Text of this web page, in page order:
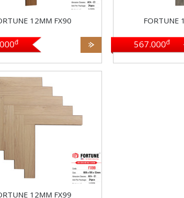
12MM FX90
đ
FORTUNE
567.000đ
606 x 105 x 12mm
AC4, kháng nước tốt,
24 Pcs/Box = 1.52712m2
made in Malaysia
12MM FX99